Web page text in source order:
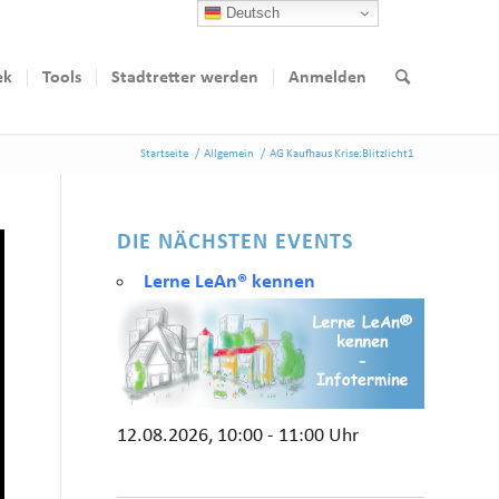
Tools Stadtretter werden Anmelden
Startseite / Allgemein / AG Kaufhaus Krise:Blitzlicht1
DIE NÄCHSTEN EVENTS
Lerne LeAn® kennen
12.08.2026, 10:00 - 11:00 Uhr
Deutsch